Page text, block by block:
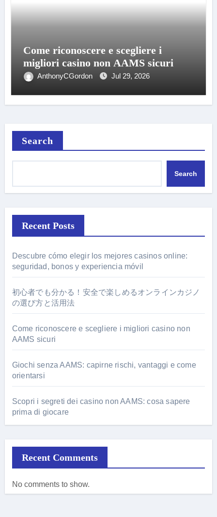
Come riconoscere e scegliere i
migliori casino non AAMS sicuri
AnthonyCGordon Jul 29, 2026
Search
Search
Recent Posts
Descubre cómo elegir los mejores casinos online:
seguridad, bonos y experiencia móvil
初心者でも分かる！安全で楽しめるオンラインカジノ
の選び方と活用法
Come riconoscere e scegliere i migliori casino non
AAMS sicuri
Giochi senza AAMS: capirne rischi, vantaggi e come
orientarsi
Scopri i segreti dei casino non AAMS: cosa sapere
prima di giocare
Recent Comments
No comments to show.